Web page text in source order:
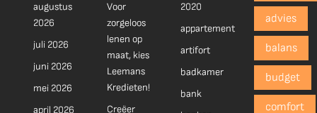
augustus
2026
juli 2026
juni 2026
mei 2026
april 2026
Voor
zorgeloos
lenen op
maat, kies
Leemans
Kredieten!
Creëer
2020
appartement
artifort
badkamer
bank
advies
balans
budget
comfort